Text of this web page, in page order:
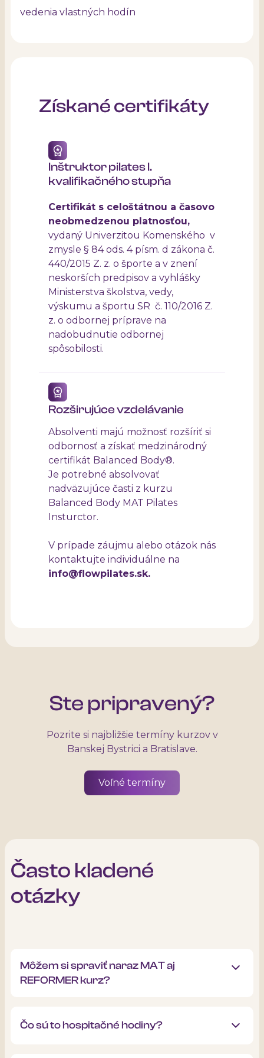
vedenia vlastných hodín
Získané certifikáty
Inštruktor pilates I.
kvalifikačného stupňa
Certifikát s celoštátnou a časovo
neobmedzenou platnosťou,
vydaný Univerzitou Komenského v
zmysle § 84 ods. 4 písm. d zákona č.
440/2015 Z. z. o športe a v znení
neskorších predpisov a vyhlášky
Ministerstva školstva, vedy,
výskumu a športu SR č. 110/2016 Z.
z. o odbornej príprave na
nadobudnutie odbornej
spôsobilosti.
Rozširujúce vzdelávanie
Absolventi majú možnosť rozšíriť si
odbornosť a získať medzinárodný
certifikát Balanced Body®.
Je potrebné absolvovať
nadväzujúce časti z kurzu
Balanced Body MAT Pilates
Insturctor.
V prípade záujmu alebo otázok nás
kontaktujte individuálne na
info@flowpilates.sk.
Ste pripravený?
Pozrite si najbližšie termíny kurzov v
Banskej Bystrici a Bratislave.
Voľné termíny
Často kladené
otázky
Môžem si spraviť naraz MAT aj
REFORMER kurz?
náročné. Každý kurz si vyžaduje absolvovať
veľký počet hospitačných hodín, vzdelávania a
Čo sú to hospitačné hodiny?